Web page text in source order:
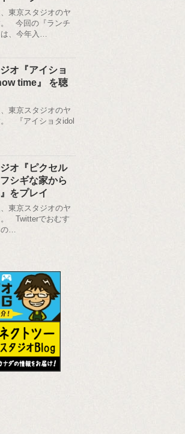
東京スタジオのヤ
。 今回の『ランチ
は、今年入…
オ『アイショ
time』 を聴
東京スタジオのヤ
『アイショタidol
オ『ピクセル
シギな家から
をプレイ
東京スタジオのヤ
。 Twitterでおむす
の…